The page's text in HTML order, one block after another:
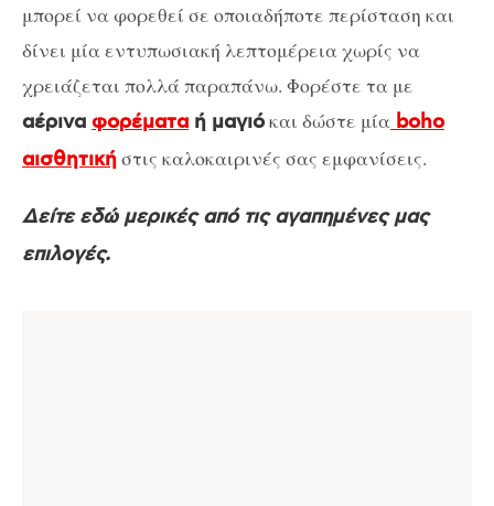
μπορεί να φορεθεί σε οποιαδήποτε περίσταση και
δίνει μία εντυπωσιακή λεπτομέρεια χωρίς να
χρειάζεται πολλά παραπάνω. Φορέστε τα με
αέρινα φορέματα ή μαγιόκαι δώστε μία boho
αισθητικήστις καλοκαιρινές σας εμφανίσεις.
Δείτε εδώ μερικές από τις αγαπημένες μας
επιλογές.